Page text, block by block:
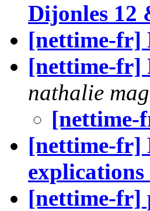
Dijonles 12
[nettime-fr]
[nettime-fr]
nathalie
[nettime-fr]
explications
[nettime-fr]